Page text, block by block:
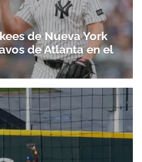
de Nueva York
de Atlanta en el